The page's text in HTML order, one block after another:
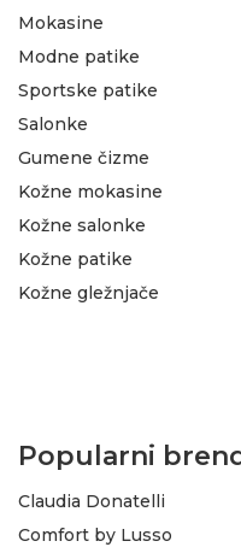
Mokasine
Modne patike
Sportske patike
Salonke
Gumene čizme
Kožne mokasine
Kožne salonke
Kožne patike
Kožne gležnjače
Popularni
Claudia Donatelli
Comfort by Lusso